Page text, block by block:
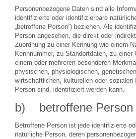
Personenbezogene Daten sind alle
identifizierte oder identifizierbare
„betroffene Person“) beziehen. Als
Person angesehen, die direkt oder
Zuordnung zu einer Kennung wie einem
Kennnummer, zu Standortdaten, zu einer
einem oder mehreren besonderen
physischen, physiologischen,
wirtschaftlichen, kulturellen oder sozialen
Person sind, identifiziert werden kann.
b) betroffene Person
Betroffene Person ist jede identifizierte
natürliche Person, deren